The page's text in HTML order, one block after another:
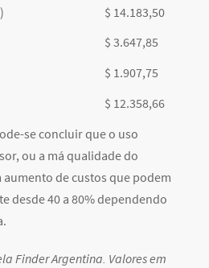
$ 14.183,50
$ 3.647,85
$ 1.907,75
$ 12.358,66
se concluir que o uso
ou a má qualidade do
de custos que podem
desde 40 a 80% dependendo
Finder Argentina. Valores em